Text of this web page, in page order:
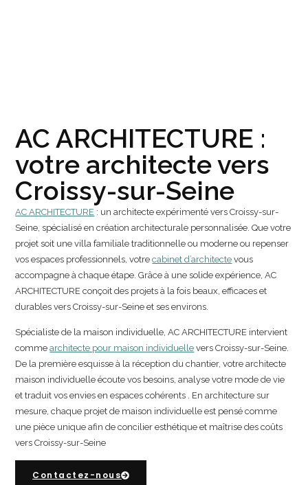
AC ARCHITECTURE :
votre architecte vers
Croissy-sur-Seine
AC ARCHITECTURE : un architecte expérimenté vers Croissy-sur-
Seine, spécialisé en création architecturale personnalisée. Que votre
projet soit une villa familiale traditionnelle ou moderne ou repenser
vos espaces professionnels, votrecabinet d’architecte vous
accompagne à chaque étape. Grâce à une solide expérience, AC
ARCHITECTURE conçoit des projets à la fois beaux, efficaces et
durables vers Croissy-sur-Seine et ses environs.
Spécialiste de la maison individuelle, AC ARCHITECTURE intervient
commearchitecte pour maison individuelle vers Croissy-sur-Seine.
De la première esquisse à la réception du chantier, votre architecte
maison individuelle écoute vos besoins, analyse votre mode de vie
et traduit vos envies en espaces cohérents . En architecture sur
mesure, chaque projet de maison individuelle est pensé comme
une pièce unique afin de concilier esthétique et maîtrise des coûts
vers Croissy-sur-Seine
Contactez-nous